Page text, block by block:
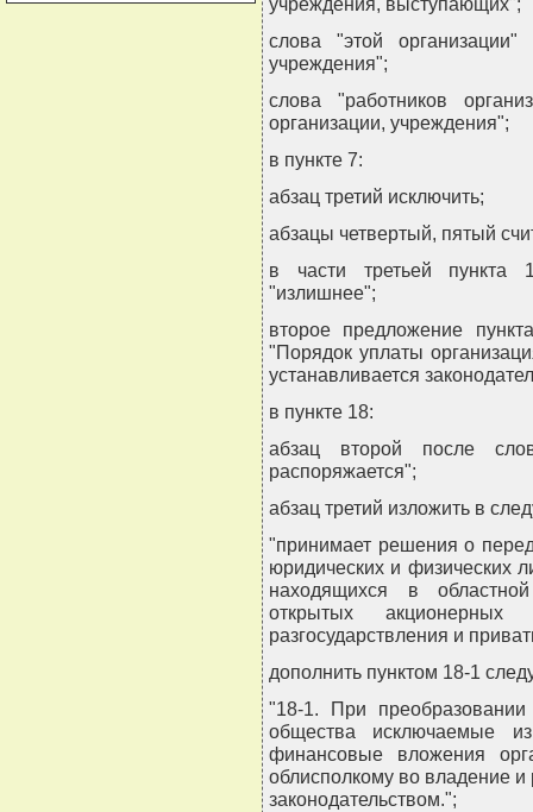
слова "этой организации"
учреждения";
слова "работников
организации, учреждения";
в пункте 7:
абзац третий исключить;
абзацы четвертый, пятый
в части третьей пункта
"излишнее";
второе предложение
"Порядок уплаты
устанавливается
в пункте 18:
абзац второй после
распоряжается";
абзац третий изложить в
"принимает решения о
юридических и физических
находящихся в
открытых
разгосударствления и
дополнить пунктом 18-1
"18-1. При
общества исключаемые
финансовые вложения
облисполкому во владение
законодательством.";